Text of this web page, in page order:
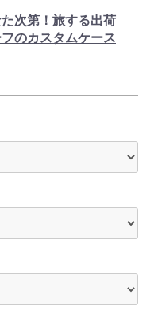
次第！旅する出荷
のカスタムケース